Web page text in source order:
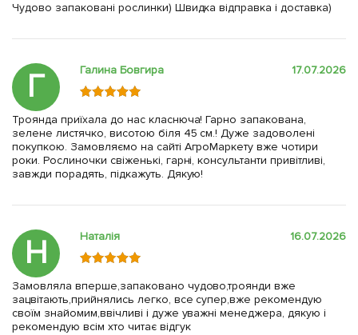
Чудово запаковані рослинки) Швидка відправка і доставка)
Г Галина Бовгира 17.07.2026
Троянда приїхала до нас класнюча! Гарно запакована,
зелене листячко, висотою біля 45 см.! Дуже задоволені
покупкою. Замовляємо на сайті АгроМаркету вже чотири
роки. Рослиночки свіженькі, гарні, консультанти привітливі,
завжди порадять, підкажуть. Дякую!
Н Наталія 16.07.2026
Замовляла вперше,запаковано чудово,троянди вже
зацвітають,прийнялись легко, все супер,вже рекомендую
своїм знайомим,ввічливі і дуже уважні менеджера, дякую і
рекомендую всім хто читає відгук